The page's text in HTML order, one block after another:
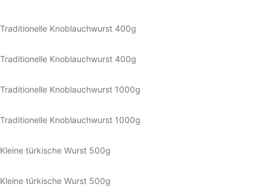
Traditionelle Knoblauchwurst 400g
Traditionelle Knoblauchwurst 400g
Traditionelle Knoblauchwurst 1000g
Traditionelle Knoblauchwurst 1000g
Kleine türkische Wurst 500g
Kleine türkische Wurst 500g